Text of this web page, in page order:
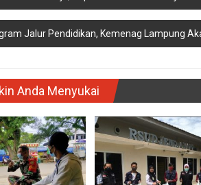
Jalur Pendidikan, Kemenag Lampung
Anda Menyukai